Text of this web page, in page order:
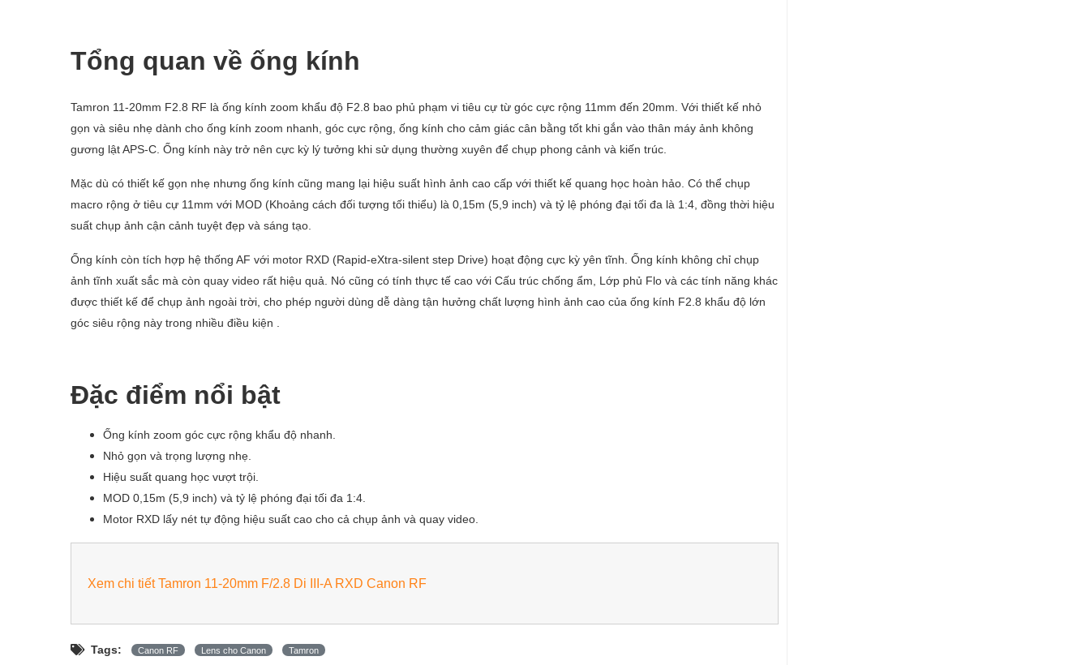
Tổng quan về ống kính
Tamron 11-20mm F2.8 RF là ống kính zoom khẩu độ F2.8 bao phủ phạm vi tiêu cự từ góc cực rộng 11mm đến 20mm. Với thiết kế nhỏ
gọn và siêu nhẹ dành cho ống kính zoom nhanh, góc cực rộng, ống kính cho cảm giác cân bằng tốt khi gắn vào thân máy ảnh không
gương lật APS-C. Ống kính này trở nên cực kỳ lý tưởng khi sử dụng thường xuyên để chụp phong cảnh và kiến trúc.
Mặc dù có thiết kế gọn nhẹ nhưng ống kính cũng mang lại hiệu suất hình ảnh cao cấp với thiết kế quang học hoàn hảo. Có thể chụp
macro rộng ở tiêu cự 11mm với MOD (Khoảng cách đối tượng tối thiểu) là 0,15m (5,9 inch) và tỷ lệ phóng đại tối đa là 1:4, đồng thời hiệu
suất chụp ảnh cận cảnh tuyệt đẹp và sáng tạo.
Ống kính còn tích hợp hệ thống AF với motor RXD (Rapid-eXtra-silent step Drive) hoạt động cực kỳ yên tĩnh. Ống kính không chỉ chụp
ảnh tĩnh xuất sắc mà còn quay video rất hiệu quả. Nó cũng có tính thực tế cao với Cấu trúc chống ẩm, Lớp phủ Flo và các tính năng khác
được thiết kế để chụp ảnh ngoài trời, cho phép người dùng dễ dàng tận hưởng chất lượng hình ảnh cao của ống kính F2.8 khẩu độ lớn
góc siêu rộng này trong nhiều điều kiện .
Đặc điểm nổi bật
Ống kính zoom góc cực rộng khẩu độ nhanh.
Nhỏ gọn và trọng lượng nhẹ.
Hiệu suất quang học vượt trội.
MOD 0,15m (5,9 inch) và tỷ lệ phóng đại tối đa 1:4.
Motor RXD lấy nét tự động hiệu suất cao cho cả chụp ảnh và quay video.
Xem chi tiết Tamron 11-20mm F/2.8 Di III-A RXD Canon RF
Tags: Canon RF Lens cho Canon Tamron